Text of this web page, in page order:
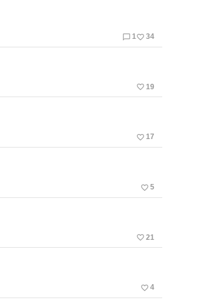
chat_bubble_outline 1 favorite_border 34
favorite_border 19
favorite_border 17
favorite_border 5
favorite_border 21
favorite_border 4